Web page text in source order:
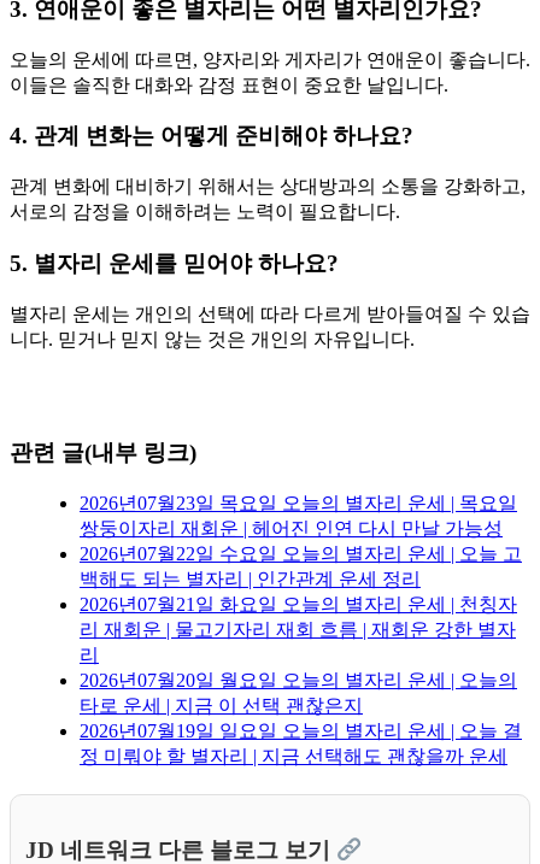
3. 연애운이 좋은 별자리는 어떤 별자리인가요?
오늘의 운세에 따르면, 양자리와 게자리가 연애운이 좋습니다.
이들은 솔직한 대화와 감정 표현이 중요한 날입니다.
4. 관계 변화는 어떻게 준비해야 하나요?
관계 변화에 대비하기 위해서는 상대방과의 소통을 강화하고,
서로의 감정을 이해하려는 노력이 필요합니다.
5. 별자리 운세를 믿어야 하나요?
별자리 운세는 개인의 선택에 따라 다르게 받아들여질 수 있습
니다. 믿거나 믿지 않는 것은 개인의 자유입니다.
관련 글(내부 링크)
2026년07월23일 목요일 오늘의 별자리 운세 | 목요일
쌍둥이자리 재회운 | 헤어진 인연 다시 만날 가능성
2026년07월22일 수요일 오늘의 별자리 운세 | 오늘 고
백해도 되는 별자리 | 인간관계 운세 정리
2026년07월21일 화요일 오늘의 별자리 운세 | 천칭자
리 재회운 | 물고기자리 재회 흐름 | 재회운 강한 별자
리
2026년07월20일 월요일 오늘의 별자리 운세 | 오늘의
타로 운세 | 지금 이 선택 괜찮은지
2026년07월19일 일요일 오늘의 별자리 운세 | 오늘 결
정 미뤄야 할 별자리 | 지금 선택해도 괜찮을까 운세
JD 네트워크 다른 블로그 보기